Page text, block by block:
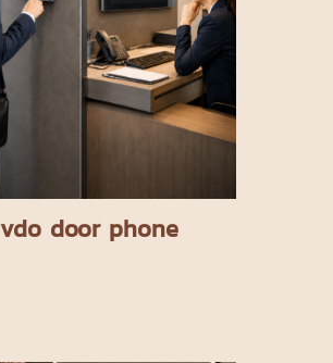
vdo door phone